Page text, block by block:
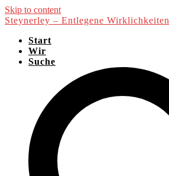
Skip to content
Steynerley – Entlegene Wirklichkeiten
Start
Wir
Suche